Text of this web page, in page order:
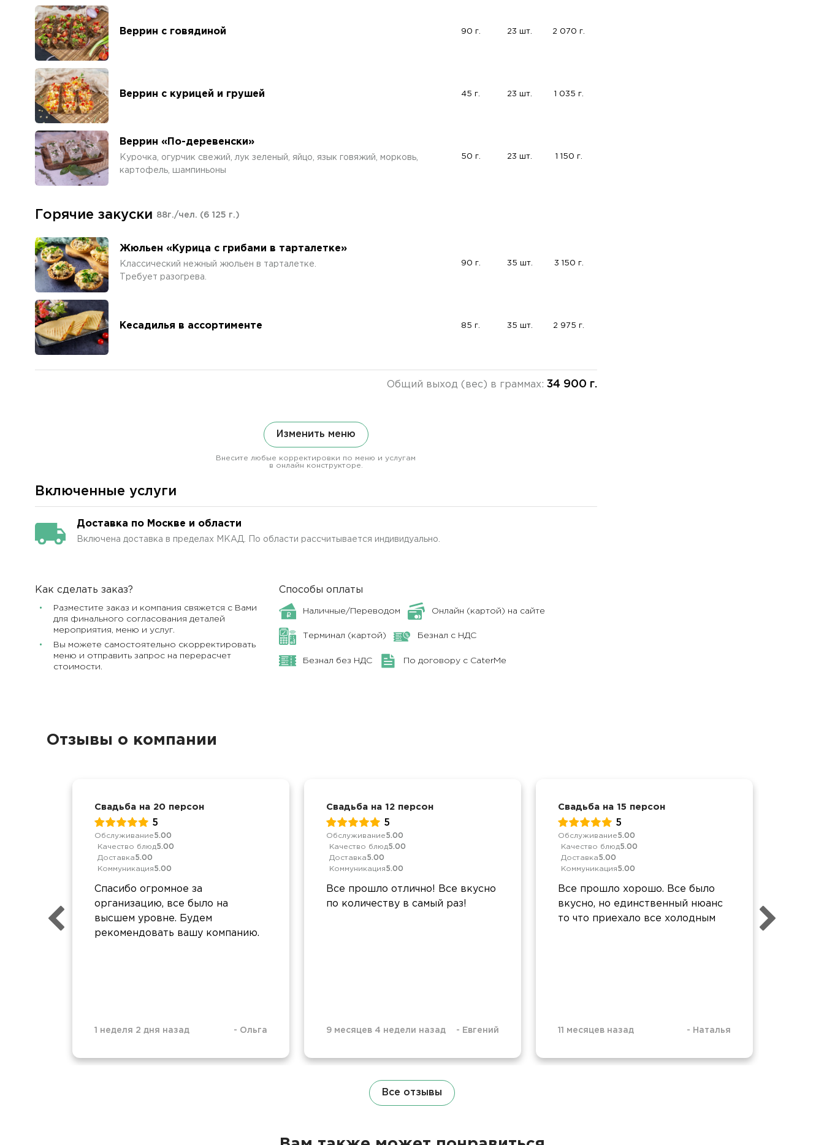
Веррин с говядиной 90 г. 23 шт. 2 070 г.
Веррин с курицей и грушей 45 г. 23 шт. 1 035 г.
Веррин «По-деревенски»
Курочка, огурчик свежий, лук зеленый, яйцо, язык говяжий, морковь,
картофель, шампиньоны
50 г. 23 шт. 1 150 г.
Горячие закуски 88г./чел. (6 125 г.)
Жюльен «Курица с грибами в тарталетке»
Классический нежный жюльен в тарталетке.
Требует разогрева.
90 г. 35 шт. 3 150 г.
Кесадилья в ассортименте 85 г. 35 шт. 2 975 г.
Общий выход (вес) в граммах: 34 900 г.
Изменить меню
Внесите любые корректировки по меню и услугам
в онлайн конструкторе.
Включенные услуги
Доставка по Москве и области
Включена доставка в пределах МКАД. По области рассчитывается индивидуально.
Как сделать заказ?
Разместите заказ и компания свяжется с Вами
для финального согласования деталей
мероприятия, меню и услуг.
Вы можете самостоятельно скорректировать
меню и отправить запрос на перерасчет
стоимости.
Способы оплаты
Наличные/Переводом Онлайн (картой) на сайте
Терминал (картой) Безнал с НДС
Безнал без НДС По договору с CaterMe
Отзывы о компании
Свадьба на 20 персон
5
Обслуживание5.00
Качество блюд5.00
Доставка5.00
Коммуникация5.00
Спасибо огромное за
организацию, все было на
высшем уровне. Будем
рекомендовать вашу компанию.
1 неделя 2 дня назад - Ольга
Свадьба на 12 персон
5
Обслуживание5.00
Качество блюд5.00
Доставка5.00
Коммуникация5.00
Все прошло отлично! Все вкусно
по количеству в самый раз!
9 месяцев 4 недели назад - Евгений
Свадьба на 15 персон
5
Обслуживание5.00
Качество блюд5.00
Доставка5.00
Коммуникация5.00
Все прошло хорошо. Все было
вкусно, но единственный нюанс
то что приехало все холодным
11 месяцев назад - Наталья
Все отзывы